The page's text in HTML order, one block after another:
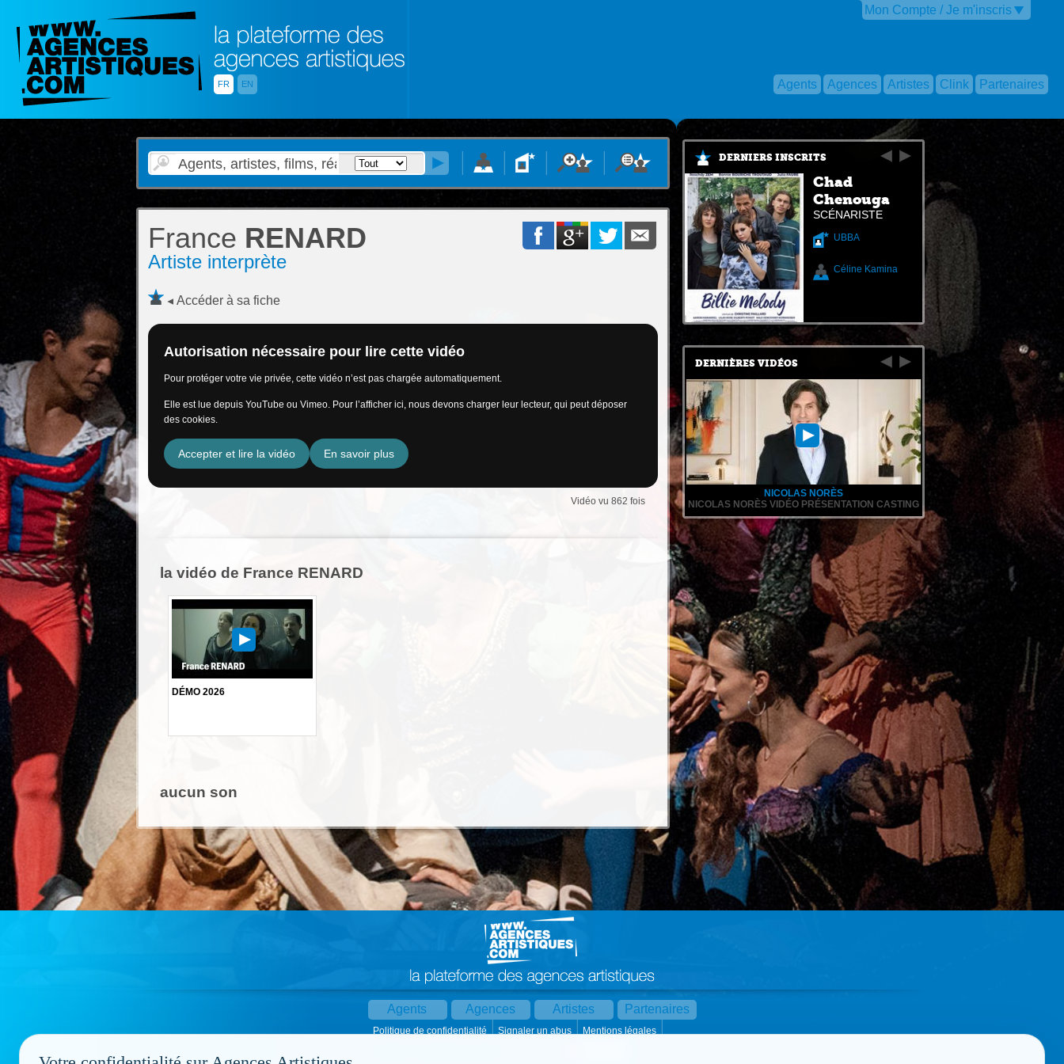
FR EN
Mon Compte / Je m'inscris
Agents Agences Artistes Clink Partenaires
France RENARD
Artiste interprète
Accéder à sa fiche
Autorisation nécessaire pour lire cette vidéo
Pour protéger votre vie privée, cette vidéo n’est pas chargée automatiquement.
Elle est lue depuis YouTube ou Vimeo. Pour l’afficher ici, nous devons charger leur lecteur, qui peut déposer
des cookies.
Accepter et lire la vidéo En savoir plus
Vidéo vu 862 fois
la vidéo de France RENARD
DÉMO 2026
aucun son
DERNIERS INSCRITS
Chad
Chenouga
SCÉNARISTE
UBBA
Céline Kamina
DERNIÈRES VIDÉOS
NICOLAS NORÈS
NICOLAS NORÈS VIDÉO PRÉSENTATION CASTING
Agents Agences Artistes Partenaires
Politique de confidentialité Signaler un abus
Mentions légales